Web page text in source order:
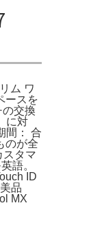
ム ワ
ースを
交換
に対
間： 合
のが全
スタマ
語。
ID
品
MX